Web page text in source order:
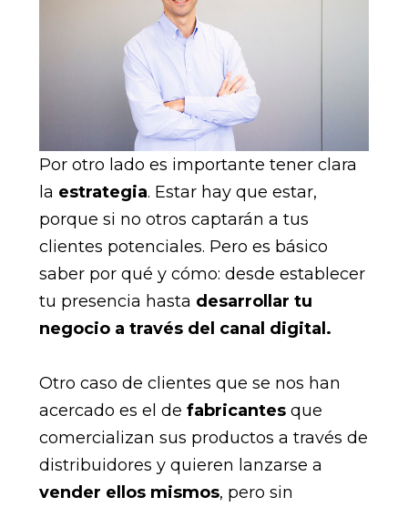
Por otro lado es importante tener clara
la estrategia. Estar hay que estar,
porque si no otros captarán a tus
clientes potenciales. Pero es básico
saber por qué y cómo: desde establecer
tu presencia hasta desarrollar tu
negocio a través del canal digital.
Otro caso de clientes que se nos han
acercado es el de fabricantesque
comercializan sus productos a través de
distribuidores y quieren lanzarse a
vender ellos mismos, pero sin